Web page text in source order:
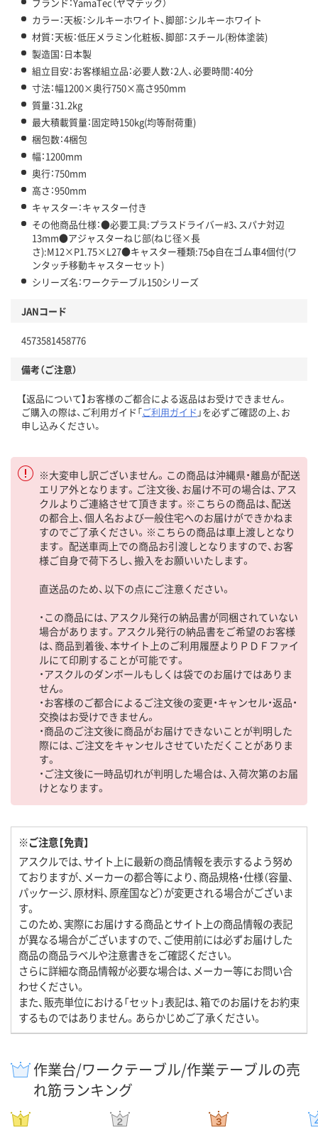
カラー：天板：シルキーホワイト、脚部：シルキーホワイト
材質：天板：低圧メラミン化粧板、脚部：スチール(粉体塗装)
製造国：日本製
組立目安：お客様組立品：必要人数：2人、必要時間：40分
寸法：幅1200×奥行750×高さ950mm
質量：31.2kg
最大積載質量：固定時150kg(均等耐荷重)
梱包数：4梱包
幅：1200mm
奥行：750mm
高さ：950mm
キャスター：キャスター付き
その他商品仕様：●必要工具:プラスドライバー#3、スパナ対辺
13mm●アジャスターねじ部(ねじ径×長
さ):M12×P1.75×L27●キャスター種類:75φ自在ゴム車4個付(ワ
ンタッチ移動キャスターセット)
シリーズ名：ワークテーブル150シリーズ
JANコード
4573581458776
備考（ご注意）
【返品について】お客様のご都合による返品はお受けできません。
ご購入の際は、ご利用ガイド「ご利用ガイド 」を必ずご確認の上、お
申し込みください。
※大変申し訳ございません。この商品は沖縄県・離島が配送
エリア外となります。ご注文後、お届け不可の場合は、アス
クルよりご連絡させて頂きます。※こちらの商品は、配送
の都合上、個人名および一般住宅へのお届けができかねま
すのでご了承ください。※こちらの商品は車上渡しとなり
ます。 配送車両上での商品お引渡しとなりますので、お客
様ご自身で荷下ろし、搬入をお願いいたします。
直送品のため、以下の点にご注意ください。
・この商品には、アスクル発行の納品書が同梱されていない
場合があります。アスクル発行の納品書をご希望のお客様
は、商品到着後、本サイト上のご利用履歴よりＰＤＦファイ
ルにて印刷することが可能です。
・アスクルのダンボールもしくは袋でのお届けではありま
せん。
・お客様のご都合によるご注文後の変更・キャンセル・返品・
交換はお受けできません。
・商品のご注文後に商品がお届けできないことが判明した
際には、ご注文をキャンセルさせていただくことがありま
す。
・ご注文後に一時品切れが判明した場合は、入荷次第のお届
けとなります。
※ご注意【免責】
アスクルでは、サイト上に最新の商品情報を表示するよう努め
ておりますが、メーカーの都合等により、商品規格・仕様（容量、
パッケージ、原材料、原産国など）が変更される場合がございま
す。
このため、実際にお届けする商品とサイト上の商品情報の表記
が異なる場合がございますので、ご使用前には必ずお届けした
商品の商品ラベルや注意書きをご確認ください。
さらに詳細な商品情報が必要な場合は、メーカー等にお問い合
わせください。
また、販売単位における「セット」表記は、箱でのお届けをお約束
するものではありません。あらかじめご了承ください。
作業台/ワークテーブル/作業テーブルの売
れ筋ランキング